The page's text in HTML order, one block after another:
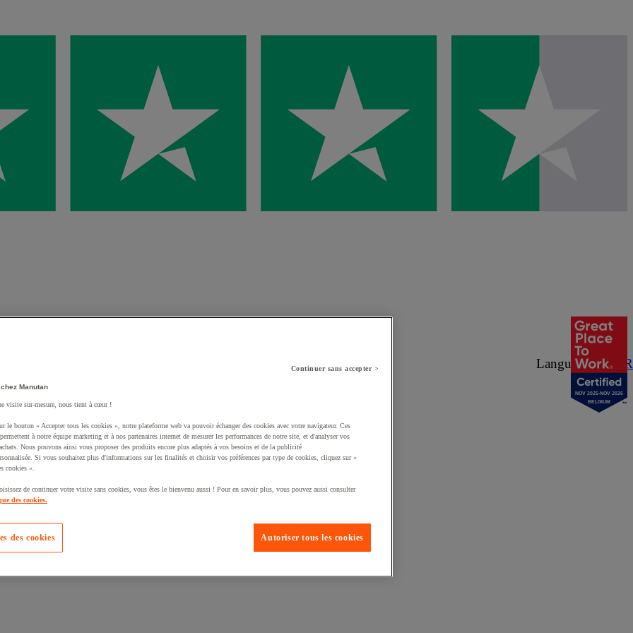
Langue :NL/ FR
un produit à votre panier :
NOV 2025-NOV 2026
BELGIUM
Continuer sans accepter >
Manutan
visite sur-mesure, nous tient à cœur !
le bouton « Accepter tous les cookies », notre plateforme web va pouvoir échanger des cookies avec votre navigateur. Ces
à notre équipe marketing et à nos partenaires internet de mesurer les performances de notre site, et d'analyser vos
Nous pouvons ainsi vous proposer des produits encore plus adaptés à vos besoins et de la publicité
Si vous souhaitez plus d'informations sur les finalités et choisir vos préférences par type de cookies, cliquez sur «
cookies ».
de continuer votre visite sans cookies, vous êtes le bienvenu aussi ! Pour en savoir plus, vous pouvez aussi consulter
des cookies.
Autoriser tous les cookies
des cookies